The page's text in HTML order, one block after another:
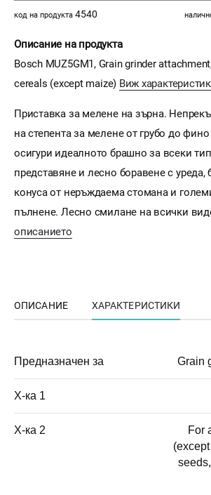
код на продукта 4540
Описание на продукта
Bosch MUZ5GM1, Grain grinder
cereals (except maize) Виж
Приставка за мелене на зърна.
на степента за мелене от грубо до
осигури идеалното брашно за всеки
представяне и лесно боравене с уреда,
конуса от неръждаема стомана и
пълнене. Лесно смилане на всички
описанието
ОПИСАНИЕ ХАРАКТЕРИСТИКИ
Предназначен за Grain
Х-ка 1
Х-ка 2
For